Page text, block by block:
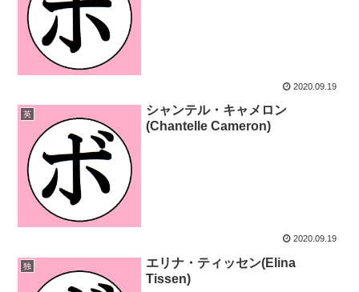
2020.09.19
英
シャンテル・キャメロン
(Chantelle Cameron)
2020.09.19
独
エリナ・ティッセン(Elina
Tissen)